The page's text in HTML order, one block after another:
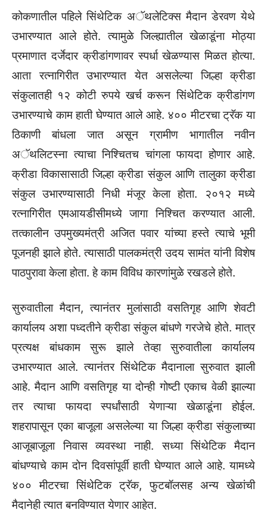
कोकणातील पहिले सिंथेटिक अॅथलेटिक्स मैदान डेरवण येथे
उभारण्यात आले होते. त्यामुळे जिल्ह्यातील खेळाडूंना मोठ्या
प्रमाणात दर्जेदार क्रीडांगणावर स्पर्धा खेळण्यास मिळत होत्या.
आता रत्नागिरीत उभारण्यात येत असलेल्या जिल्हा क्रीडा
संकुलातही १२ कोटी रुपये खर्च करून सिंथेटिक क्रीडांगण
उभारण्याचे काम हाती घेण्यात आले आहे. ४०० मीटरचा ट्रॅक या
ठिकाणी बांधला जात असून ग्रामीण भागातील नवीन
अॅथलिटस्ना त्याचा निश्चितच चांगला फायदा होणार आहे.
क्रीडा विकासासाठी जिल्हा क्रीडा संकुल आणि तालुका क्रीडा
संकुल उभारण्यासाठी निधी मंजूर केला होता. २०१२ मध्ये
रत्नागिरीत एमआयडीसीमध्ये जागा निश्चित करण्यात आली.
तत्कालीन उपमुख्यमंत्री अजित पवार यांच्या हस्ते त्याचे भूमी
पूजनही झाले होते. त्यासाठी पालकमंत्री उदय सामंत यांनी विशेष
पाठपुरावा केला होता. हे काम विविध कारणांमुळे रखडले होते.
सुरुवातीला मैदान, त्यानंतर मुलांसाठी वसतिगृह आणि शेवटी
कार्यालय अशा पध्दतीने क्रीडा संकुल बांधणे गरजेचे होते. मात्र
प्रत्यक्ष बांधकाम सुरू झाले तेव्हा सुरुवातीला कार्यालय
उभारण्यात आले. त्यानंतर सिंथेटिक मैदानाला सुरुवात झाली
आहे. मैदान आणि वसतिगृह या दोन्ही गोष्टी एकाच वेळी झाल्या
तर त्याचा फायदा स्पर्धांसाठी येणाऱ्या खेळाडूंना होईल.
शहरापासून एका बाजूला असलेल्या या जिल्हा क्रीडा संकुलाच्या
आजूबाजूला निवास व्यवस्था नाही. सध्या सिंथेटिक मैदान
बांधण्याचे काम दोन दिवसांपूर्वी हाती घेण्यात आले आहे. यामध्ये
४०० मीटरचा सिंथेटिक ट्रॅक, फुटबॉलसह अन्य खेळांची
मैदानेही त्यात बनविण्यात येणार आहेत.